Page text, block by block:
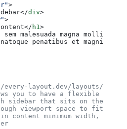
>
div>
>
h1 >
sem malesuada magna mollis
natoque penatibus et magnis
layout.dev/layouts/
you to have a flexible main
sidebar that sits on the
viewport space to fit both
content minimum width, they